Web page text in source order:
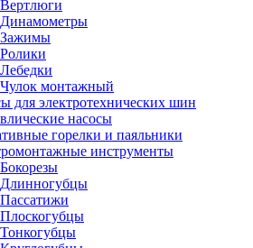
Вертлюги
Динамометры
Зажимы
Ролики
Лебедки
Чулок монтажный
для электротехнических шин
насосы
горелки и паяльники
инструменты
Бокорезы
Длинногубцы
Пассатижи
Плоскогубцы
Тонкогубцы